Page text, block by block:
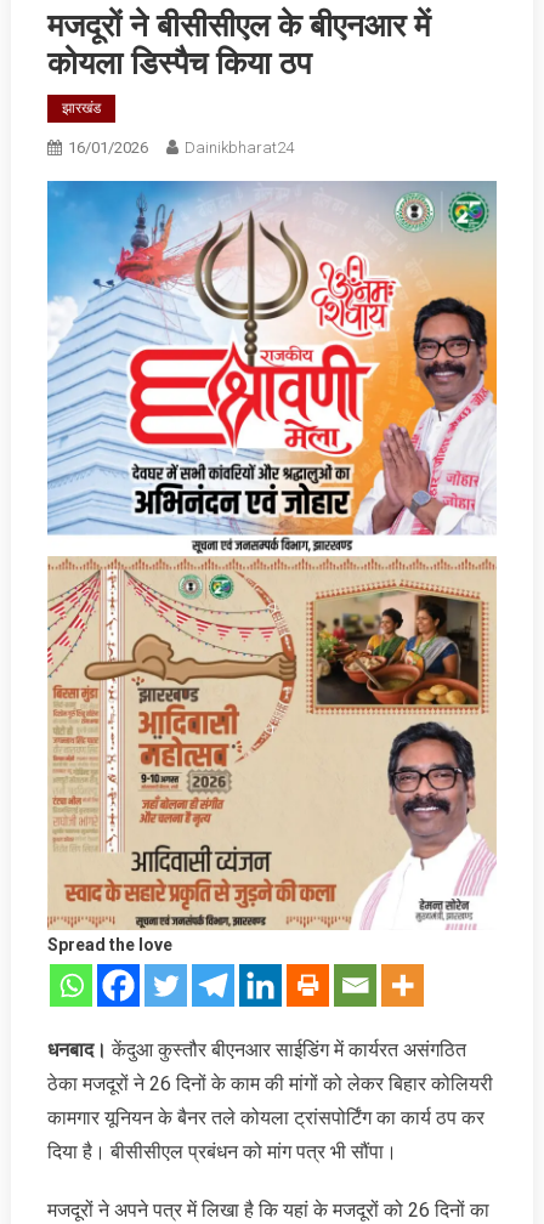
मजदूरों ने बीसीसीएल के बीएनआर में
कोयला डिस्पैच किया ठप
झारखंड
16/01/2026 Dainikbharat24
Spread the love
धनबाद। केंदुआ कुस्तौर बीएनआर साईडिंग में कार्यरत असंगठित
ठेका मजदूरों ने 26 दिनों के काम की मांगों को लेकर बिहार कोलियरी
कामगार यूनियन के बैनर तले कोयला ट्रांसपोर्टिंग का कार्य ठप कर
दिया है। बीसीसीएल प्रबंधन को मांग पत्र भी सौंपा।
मजदूरों ने अपने पत्र में लिखा है कि यहां के मजदूरों को 26 दिनों का